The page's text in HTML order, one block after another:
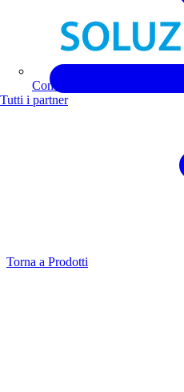
Comoli Ferrari
Tutti i partner
Torna a Prodotti